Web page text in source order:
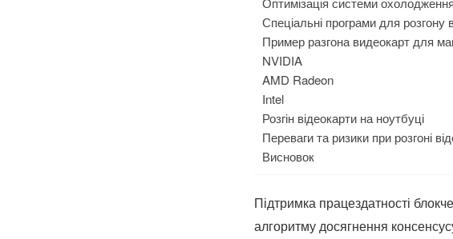
Спеціальні програми для розгону
Пример разгона видеокарт для
NVIDIA
AMD Radeon
Intel
Розгін відеокарти на ноутбуці
Переваги та ризики при розгоні
Висновок
Підтримка працездатності
алгоритму досягнення